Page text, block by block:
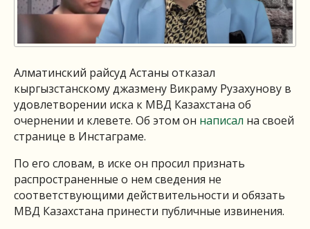
Алматинский райсуд Астаны отказал
кыргызстанскому джазмену Викраму Рузахунову в
удовлетворении иска к МВД Казахстана об
очернении и клевете. Об этом он написал на своей
странице в Инстаграме.
По его словам, в иске он просил признать
распространенные о нем сведения не
соответствующими действительности и обязать
МВД Казахстана принести публичные извинения.